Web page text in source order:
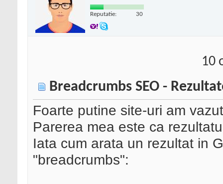
Reputatie: 30
10
Breadcrumbs SEO -
Foarte putine site-uri am
Parerea mea este ca
Iata cum arata un rezultat in
"breadcrumbs":